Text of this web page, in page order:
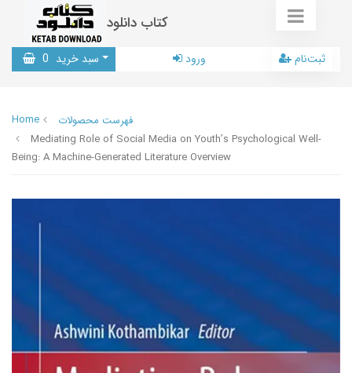
کتاب دانلود
سبد خرید 0 ورود ثبت‌نام
Home
فهرست محصولات
Mediating Role of Social Media on Youth’s Psychological Well-
Being: A Machine-Generated Literature Overview